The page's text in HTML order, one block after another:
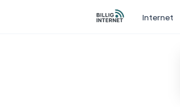
Internet